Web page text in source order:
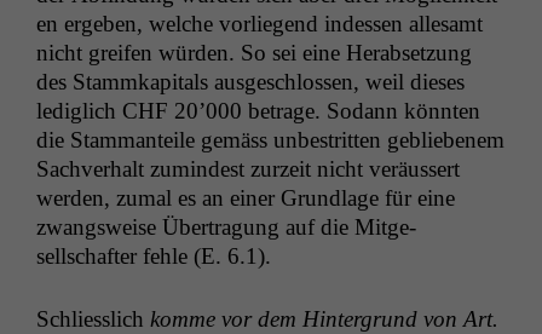
en ergeben, welche vor­liegend indessen alle­samt
nicht greifen wür­den. So sei eine Her­ab­set­zung
des Stammkap­i­tals aus­geschlossen, weil dieses
lediglich CHF 20’000 betrage. Sodann kön­nten
die Stam­man­teile gemäss unbe­strit­ten geblieben­em
Sachver­halt zumin­d­est zurzeit nicht veräussert
wer­den, zumal es an ein­er Grund­lage für eine
zwangsweise Über­tra­gung auf die Mit­ge­
sellschafter fehle (E. 6.1).
Schliesslich komme vor dem Hin­ter­grund von Art.